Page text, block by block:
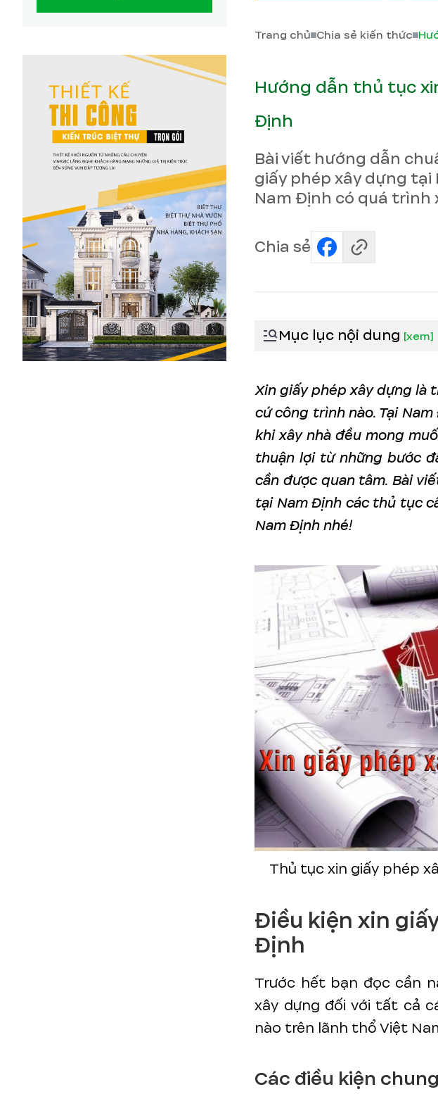
Trang chủ Chia sẻ kiến thức
Hướng dẫn thủ tục
Định
Bài viết hướng dẫn
giấy phép xây dựng
Nam Định có quá trình
Chia sẻ
Mục lục nội dung [xem]
Xin giấy phép xây dựng là
cứ công trình nào. Tại
khi xây nhà đều mong
thuận lợi từ những bước
cần được quan tâm. Bài
tại Nam Định các thủ tục
Nam Định nhé!
Thủ tục xin giấy phép
Điều kiện xin
Định
Trước hết bạn đọc cần
xây dựng đối với tất cả
nào trên lãnh thổ Việt
Các điều kiện chung